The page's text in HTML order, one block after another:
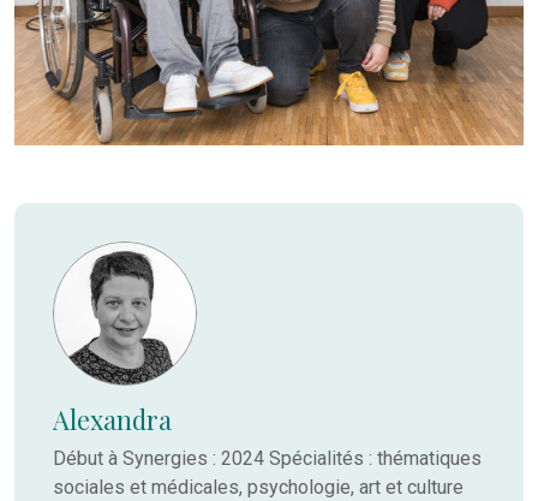
Alexandra
Début à Synergies : 2024 Spécialités : thématiques
sociales et médicales, psychologie, art et culture